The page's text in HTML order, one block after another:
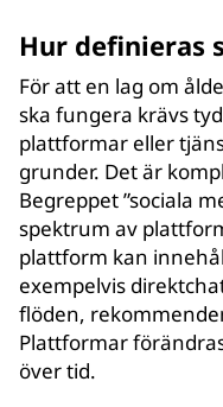
Hur definieras
För att en lag om
ska fungera krävs
plattformar eller
grunder. Det är
Begreppet ”sociala
spektrum av
plattform kan
exempelvis
flöden,
Plattformar
över tid.